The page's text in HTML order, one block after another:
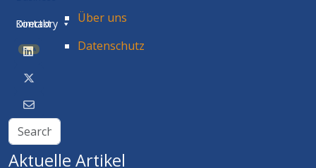
Directory
BETA
Kontakt
Über uns
Datenschutz
Aktuelle Artikel